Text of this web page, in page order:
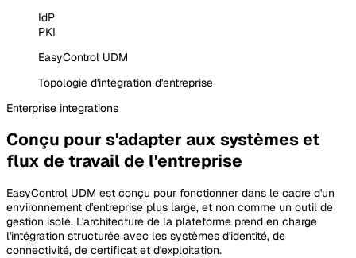
IdP
PKI
EasyControl UDM
Topologie d'intégration d'entreprise
Enterprise integrations
Conçu pour s'adapter aux systèmes et
flux de travail de l'entreprise
EasyControl UDM est conçu pour fonctionner dans le cadre d'un
environnement d'entreprise plus large, et non comme un outil de
gestion isolé. L'architecture de la plateforme prend en charge
l'intégration structurée avec les systèmes d'identité, de
connectivité, de certificat et d'exploitation.